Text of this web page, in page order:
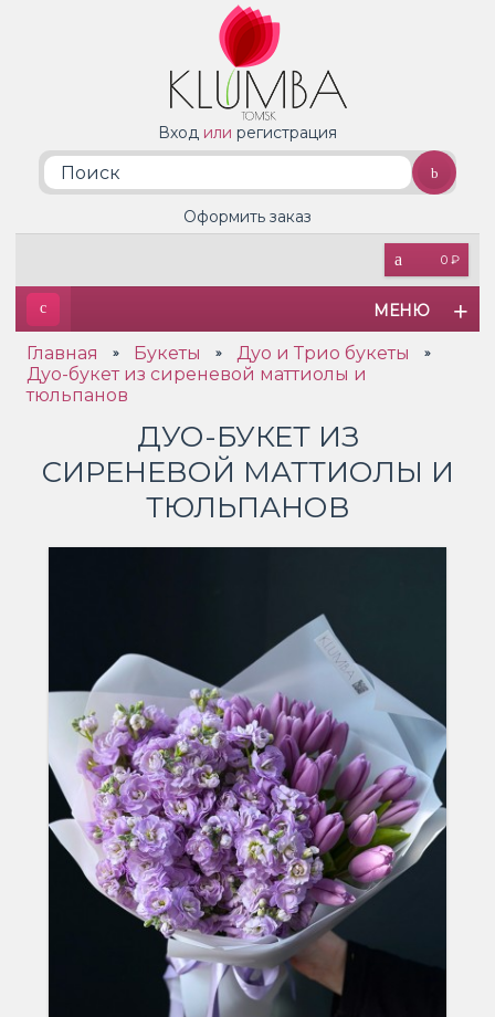
Вход или регистрация
0 ₽
Оформить заказ
МЕНЮ
Главная » Букеты » Дуо и Трио букеты »
Дуо-букет из сиреневой маттиолы и
тюльпанов
ДУО-БУКЕТ ИЗ
СИРЕНЕВОЙ МАТТИОЛЫ И
ТЮЛЬПАНОВ